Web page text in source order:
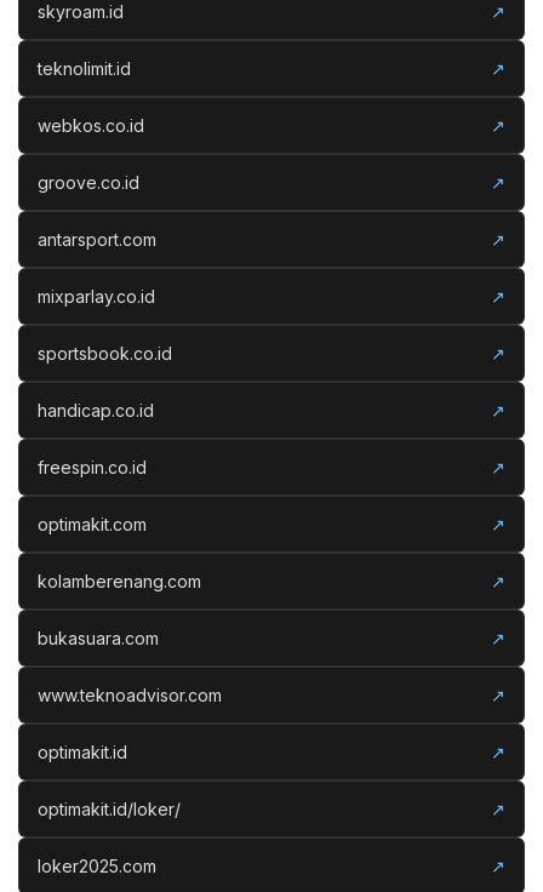
skyroam.id ↗
teknolimit.id ↗
webkos.co.id ↗
groove.co.id ↗
antarsport.com ↗
mixparlay.co.id ↗
sportsbook.co.id ↗
handicap.co.id ↗
freespin.co.id ↗
optimakit.com ↗
kolamberenang.com ↗
bukasuara.com ↗
www.teknoadvisor.com ↗
optimakit.id ↗
optimakit.id/loker/ ↗
loker2025.com ↗